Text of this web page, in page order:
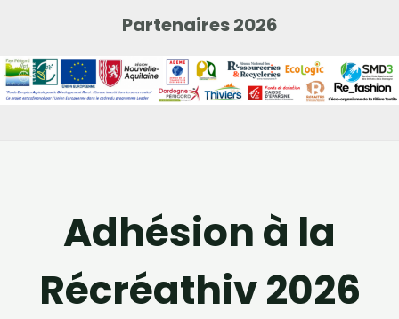
Partenaires 2026
Adhésion à la
Récréathiv 2026